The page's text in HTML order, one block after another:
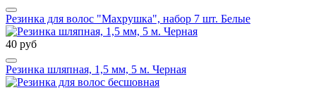
Резинка для волос "Махрушка", набор 7 шт. Белые
40 руб
Резинка шляпная, 1,5 мм, 5 м. Черная